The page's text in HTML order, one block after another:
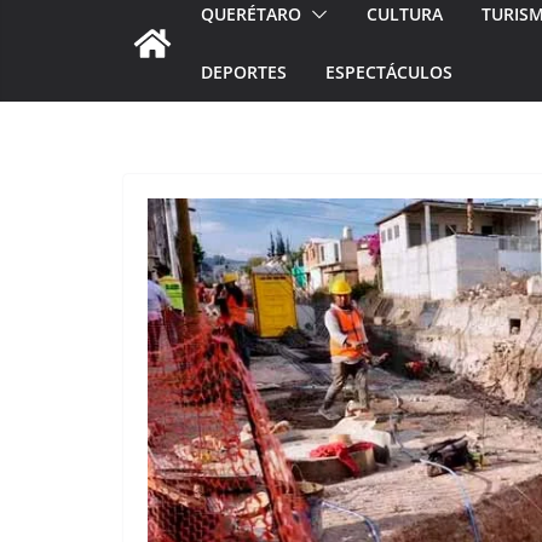
QUERÉTARO CULTURA
DEPORTES ESPECTÁCULOS